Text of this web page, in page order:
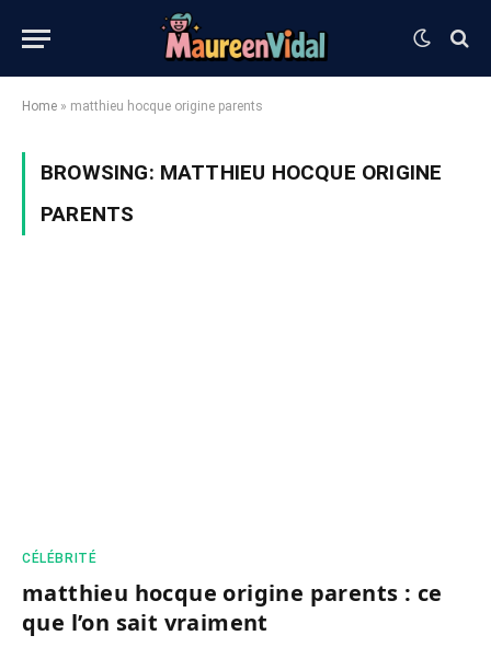
Home » matthieu hocque origine parents
BROWSING: MATTHIEU HOCQUE ORIGINE
PARENTS
CÉLÉBRITÉ
matthieu hocque origine parents : ce
que l’on sait vraiment